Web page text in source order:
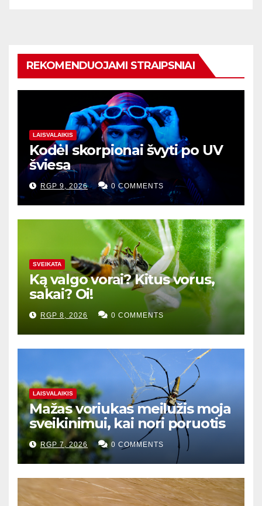
REKOMENDUOJAMI STRAIPSNIAI
LAISVALAIKIS
Kodėl skorpionai švyti po UV
šviesa
RGP 9, 2026 0 COMMENTS
SVEIKATA
Ką valgo vorai? Kitus vorus,
sakai? Oi!
RGP 8, 2026 0 COMMENTS
LAISVALAIKIS
Mažas voriukas meilužis moja
sveikinimui, kai nori poruotis
RGP 7, 2026 0 COMMENTS